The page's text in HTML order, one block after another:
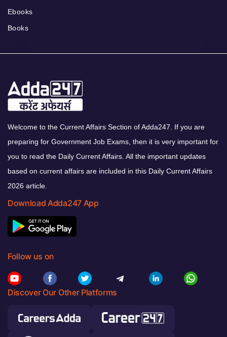
Ebooks
Books
Welcome to the Current Affairs Section of Adda247. If you are
preparing for Government Job Exams, then it is very important for
you to read the Daily Current Affairs. All the important updates
based on current affairs are included in this Daily Current Affairs
2026 article.
Download Adda247 App
Follow us on
Discover Our Other Platforms